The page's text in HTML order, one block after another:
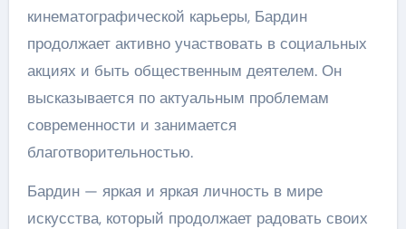
кинематографической карьеры, Бардин
продолжает активно участвовать в социальных
акциях и быть общественным деятелем. Он
высказывается по актуальным проблемам
современности и занимается
благотворительностью.
Бардин — яркая и яркая личность в мире
искусства, который продолжает радовать своих